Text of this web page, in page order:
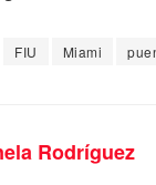
FIU Miami
Rodríguez